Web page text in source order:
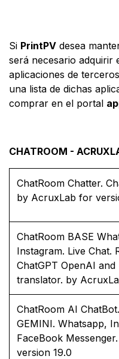
Si PrintPV desea
será necesario adquirir
aplicaciones de
una lista de dichas
comprar en el portal
CHATROOM -
ChatRoom Chatter.
by AcruxLab for
ChatRoom BASE
Instagram. Live Chat.
ChatGPT OpenAI
translator. by
ChatRoom AI
GEMINI. Whatsapp,
FaceBook
version 19.0